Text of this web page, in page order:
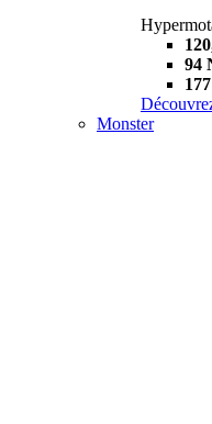
94
Monster